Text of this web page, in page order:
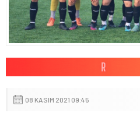
08 KASIM 2021 09:45